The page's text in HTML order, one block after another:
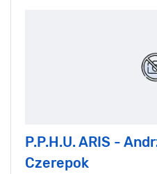
P.P.H.U. ARIS -
Czerepok